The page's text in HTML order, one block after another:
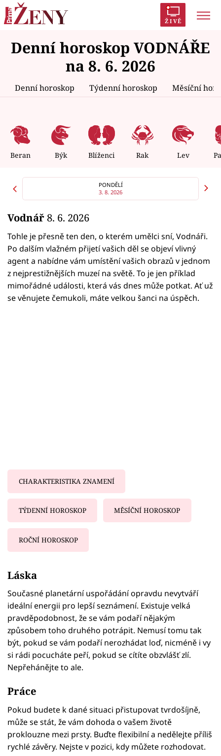
ŽIVĚ
Trendy: Polabí Inspekce Prostřeno!
AYTO?
Zrádci Proměny
Témata
Celebrity
Seriály
Horoskopy
Sledujte prima+
Filmový festival Karlovy Vary
Pořady
Denní horoskop VODNÁŘE
na 8. 6. 2026
Denní horoskop Týdenní horoskop Měsíční
Beran Býk Blíženci Rak Lev
PONDĚLÍ
3. 8. 2026
Vodnář 8. 6. 2026
Tohle je přesně ten den, o kterém umělci sní, Vodnáři.
Po dalším vlažném přijetí vašich děl se objeví vlivný
agent a nabídne vám umístění vašich obrazů v jednom
z nejprestižnějších muzeí na světě. To je jen příklad
mimořádné události, která vás dnes může potkat. Ať už
se věnujete čemukoli, máte velkou šanci na úspěch.
CHARAKTERISTIKA ZNAMENÍ
TÝDENNÍ HOROSKOP MĚSÍČNÍ HOROSKOP
ROČNÍ HOROSKOP
Láska
Současné planetární uspořádání opravdu nevytváří
ideální energii pro lepší seznámení. Existuje velká
pravděpodobnost, že se vám podaří nějakým
způsobem toho druhého potrápit. Nemusí tomu tak
být, pokud se vám podaří nerozhádat loď, nicméně i vy
si rádi pocucháte peří, pokud se cítíte obzvlášť zlí.
Nepřehánějte to ale.
Práce
Pokud budete k dané situaci přistupovat tvrdošíjně,
může se stát, že vám dohoda o vašem životě
proklouzne mezi prsty. Buďte flexibilní a nedělejte příliš
rychlé závěry. Nejste v pozici, kdy můžete rozhodovat.